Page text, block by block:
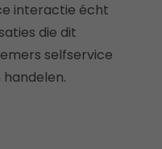
interactie écht
die dit
selfservice